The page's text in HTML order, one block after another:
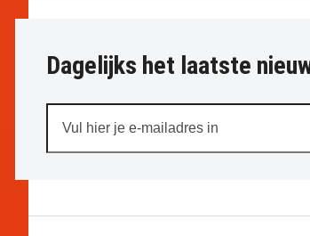
Dagelijks het laatste
hier
je
in